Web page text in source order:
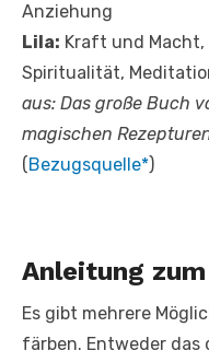
Anziehung
Lila: Kraft und
Spiritualität,
aus: Das große Buch
magischen
( Bezugsquelle*)
Anleitung
Es gibt mehrere
färben. Entweder das